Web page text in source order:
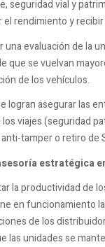
seguridad vial y
rendimiento y
evaluación de la
que se vuelvan
de los vehículos.
logran asegurar las
viajes (seguridad
tamper o retiro de
estratégica
la productividad de
en funcionamiento
de los
las unidades se